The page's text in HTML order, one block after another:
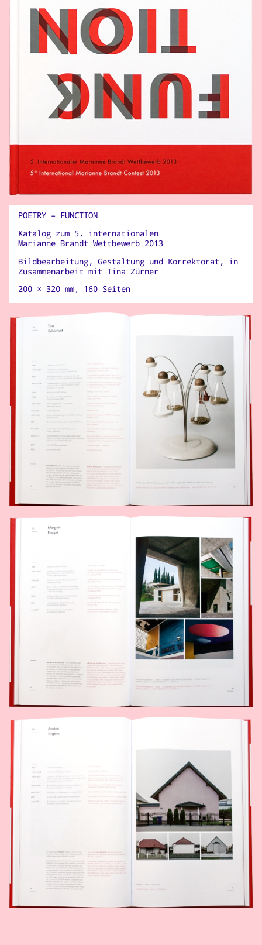
POETRY – FUNCTION
Katalog zum 5. internationalen
Marianne Brandt Wettbewerb 2013
Bildbearbeitung, Gestaltung und Korrektorat, in
Zusammenarbeit mit Tina Zürner
200 × 320 mm, 160 Seiten